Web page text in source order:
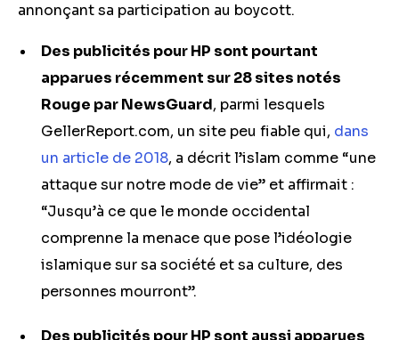
annonçant sa participation au boycott.
Des publicités pour HP sont pourtant
apparues récemment sur 28 sites notés
Rouge par NewsGuard, parmi lesquels
GellerReport.com, un site peu fiable qui, dans
un article de 2018, a décrit l’islam comme “une
attaque sur notre mode de vie” et affirmait :
“Jusqu’à ce que le monde occidental
comprenne la menace que pose l’idéologie
islamique sur sa société et sa culture, des
personnes mourront”.
Des publicités pour HP sont aussi apparues